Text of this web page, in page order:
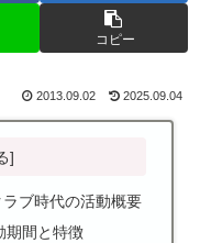
コピー
2013.09.02 2025.09.04
ブ時代の活動概要
期間と特徴